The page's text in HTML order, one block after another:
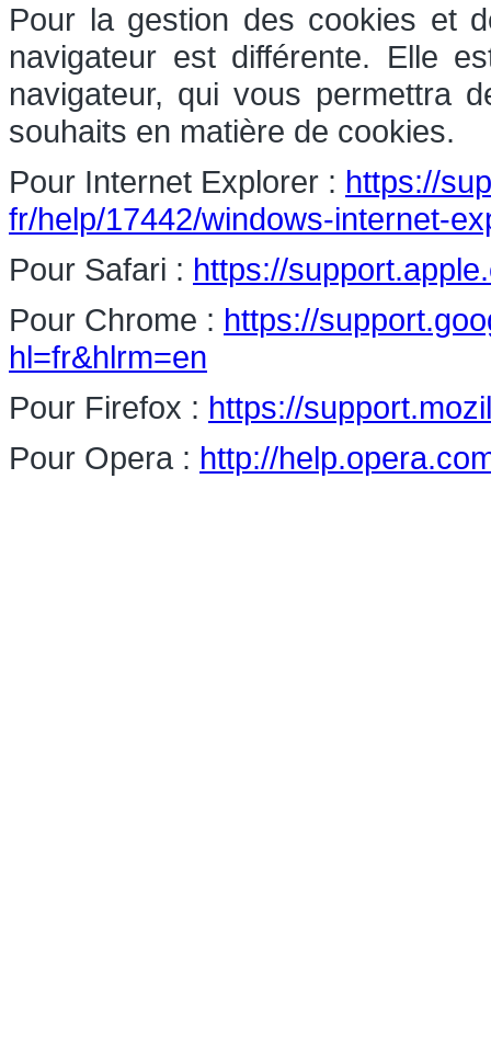
Pour la gestion des cookies et
navigateur est différente. Elle
navigateur, qui vous permettra
souhaits en matière de cookies.
Pour Internet Explorer : https://
fr/help/17442/windows-internet-
Pour Safari : https://
Pour Chrome : https://
hl=fr&hlrm=en
Pour Firefox : https://
Pour Opera : http://